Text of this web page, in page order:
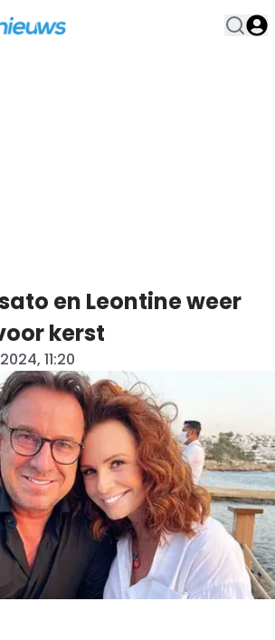
en Leontine weer
kerst
11:20